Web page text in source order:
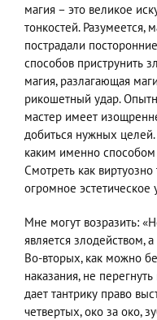
магия – это великое
тонкостей. Разумеется,
пострадали
способов приструнить
магия, разлагающая
рикошетный удар.
мастер имеет
добиться нужных
каким именно способом
Смотреть как
огромное эстетическое
Мне могут возразить:
является злодейством,
Во-вторых, как можно
наказания, не
дает тантрику право
четвертых, око за око,